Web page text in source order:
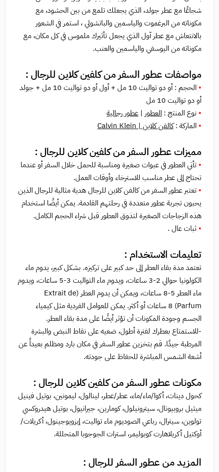
شجاعًا مع عطر جولد، الذي يجعلك تلمع من بين الحشود، مع
مكوناته من البرغموت والياسمين والباتشولي ، استمر في الشعور
بالانتعاش مع عطر آول الذي يجعل تأثيرك ملموس في كل مكان، مع
مكوناته من اليوسفي والياسمين والعنب.
مواصفات عطور السفر من كلفين كلاين للرجال :
•
الحجم : أو دو تواليت 10 مل + أول أو دو تواليت 10 مل + جولد
أو دو تواليت 10 مل
• نوع المنتج : العطور | عطور رجالية
• الماركة :كالفن كلاين | Calvin Klein
مميزات عطور السفر من كلفين كلاين للرجال :
• تأتي العطور في عبوات صغيرة ومناسبة للحملخلالالسفر أو عندما
تحتاج إلى عطر مناسب للاسترخاء وأوقات العمل.
• تعتبر عطور السفر من كالفن كلاين للرجال هدية مثالية للرجال الذين
يحبون تجربة عطور متعددة في رحلتهم القادمة. يمكن أيضًا استخدام
هذه الزجاجات الصغيرة لتذوق العطور قبل شراء الحجم الكامل.
• ثبات عال .
تعليمات الاستخدام :
تعتمد مدة بقاء العطر إلى حد كبير على تركيزه. بشكل كبير، يدوم ماء
الكولونيا حوالي 2-3 ساعات، ويدوم ماء التواليت 3-5 ساعات، ويدوم
ماء العطر 5-8 ساعات، ويمكن أن يدوم العطر (Extrait de
Parfum) 8 ساعات أو أكثر. يمكن للعوامل الفردية مثل كيمياء
الجسم وجودة المكونات أن تؤثر أيضًا على مدة بقاء العطر.
-للاستمتاع بعطرك لفترة أطول، ضعيه على نقاط النبض والبشرة
المرطبة جيدًا. قم بتخزين عطور السفر في مكان بارد ومظلم بعيداً عن
أشعة الشمس المباشرة للحفاظ على جودته.
مكونات عطور السفر من كلفين كلاين للرجال :
كحول دينات، أكوا/ماء/ماء، عطر/عطر، لينالول، ليمونين، بوتيل فينيل
ميثيل بروبيونال، سيترونيلول، كومارين، جيرانيول، بوتيل هيدروكسي
تولوين، سيترال، رباعي الصوديوم ماء تواليت، إيزويوجينول، أكريلات/
أوكتيل أكريلاهارت كوبوليمر، استرات الجوجوبا المتحللة.
المزيد من عطور السفر للرجال :